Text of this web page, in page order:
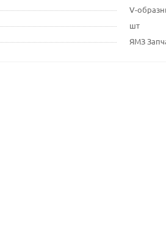
V-
шт
ЯМЗ